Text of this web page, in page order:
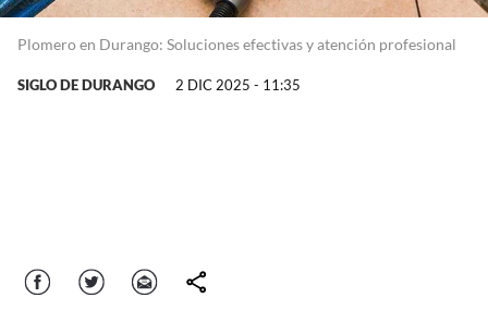
Plomero en Durango: Soluciones efectivas y atención profesional
SIGLO DE DURANGO 2 DIC 2025 - 11:35
Facebook Twitter Correo comparte